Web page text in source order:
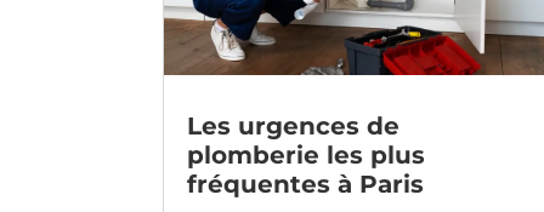
Les urgences de
plomberie les plus
fréquentes à Paris